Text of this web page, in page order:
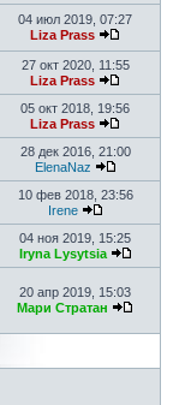
04 июл 2019, 07:27
Liza Prass
27 окт 2020, 11:55
Liza Prass
05 окт 2018, 19:56
Liza Prass
28 дек 2016, 21:00
ElenaNaz
10 фев 2018, 23:56
Irene
04 ноя 2019, 15:25
Iryna Lysytsia
20 апр 2019, 15:03
Мари Стратан